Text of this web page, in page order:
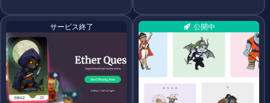
サービス終了 公開中